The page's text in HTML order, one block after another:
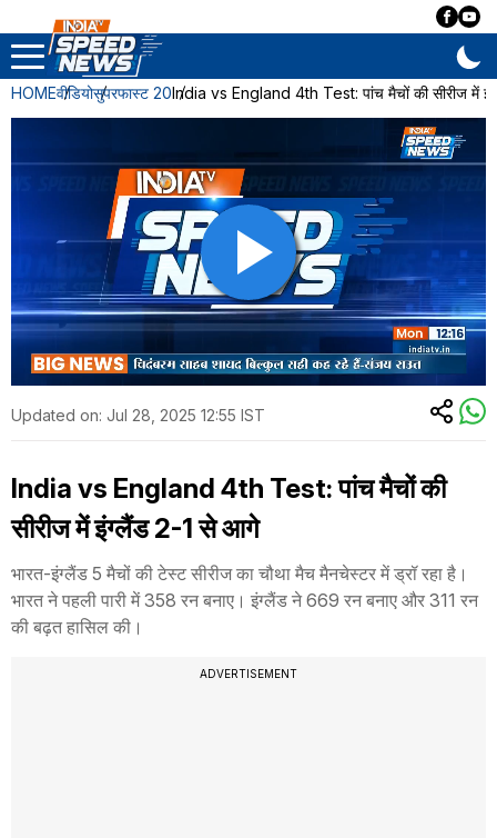
HOMEवीडियोसुपरफास्ट 20India vs England 4th Test: पांच मैचों की सीरीज में
Updated on: Jul 28, 2025 12:55 IST
India vs England 4th Test: पांच मैचों की
सीरीज में इंग्लैंड 2-1 से आगे
भारत-इंग्लैंड 5 मैचों की टेस्ट सीरीज का चौथा मैच मैनचेस्टर में ड्रॉ रहा है।
भारत ने पहली पारी में 358 रन बनाए। इंग्लैंड ने 669 रन बनाए और 311 रन
की बढ़त हासिल की।
ADVERTISEMENT